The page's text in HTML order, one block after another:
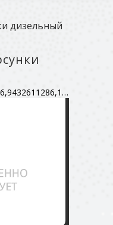
дизельный
105015-8160,DLLA157SN816,9432611286,16620-95500